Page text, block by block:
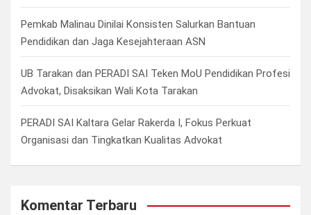
Pemkab Malinau Dinilai Konsisten Salurkan Bantuan
Pendidikan dan Jaga Kesejahteraan ASN
UB Tarakan dan PERADI SAI Teken MoU Pendidikan Profesi
Advokat, Disaksikan Wali Kota Tarakan
PERADI SAI Kaltara Gelar Rakerda I, Fokus Perkuat
Organisasi dan Tingkatkan Kualitas Advokat
Komentar Terbaru